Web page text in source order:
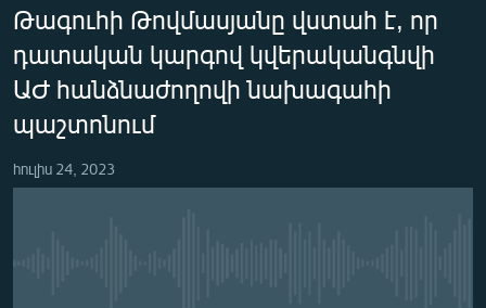
ԻՐԱՎՈՒՆՔ
ՀԱՍԱՐԱԿՈՒԹՅՈՒՆ
ՏՆՏԵՍՈՒԹՅՈՒՆ
ՂԱՐԱԲԱՂ
ՊԱՏԵՐԱԶՄԻ 6 ՇԱԲԱԹՆԵՐԸ
Բաժանորդագրվել
Թագուհի Թովմասյանը վստահ է, որ
դատական կարգով կվերականգնվի
ԱԺ հանձնաժողովի նախագահի
պաշտոնում
հուլիս 24, 2023